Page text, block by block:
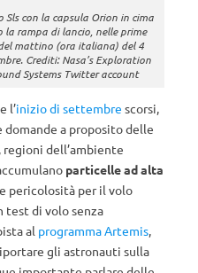
Sls con la capsula Orion in cima
la rampa di lancio, nelle prime
mattino (ora italiana) del 4
Crediti: Nasa’s Exploration
Systems Twitter account
e l’inizio di settembre scorsi,
a proposito delle
, regioni dell’ambiente
particelle ad alta
pericolosità per il volo
test di volo senza
al programma Artemis,
gli astronauti sulla